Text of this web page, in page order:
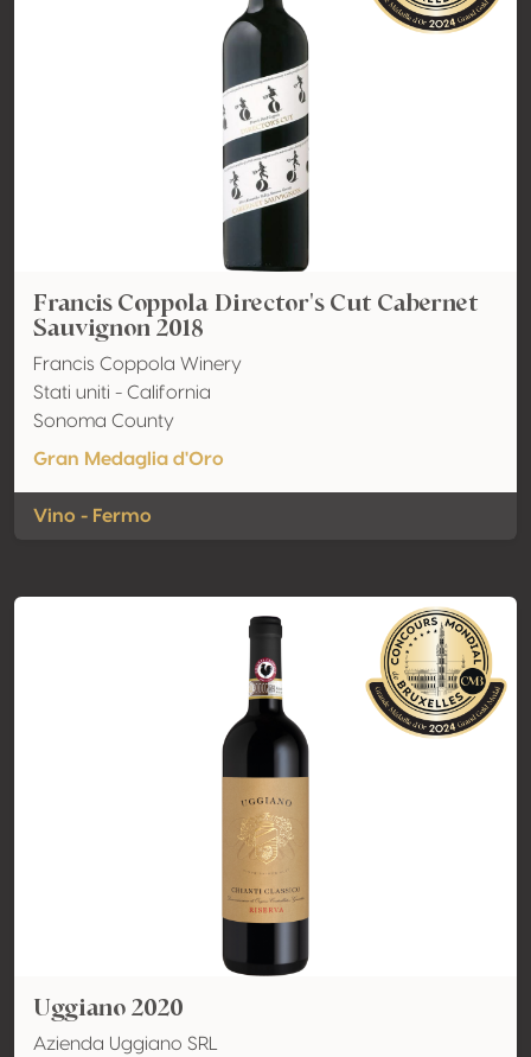
Francis Coppola Director's Cut Cabernet
Sauvignon 2018
Francis Coppola Winery
Stati uniti - California
Sonoma County
Gran Medaglia d'Oro
Vino - Fermo
Uggiano 2020
Azienda Uggiano SRL